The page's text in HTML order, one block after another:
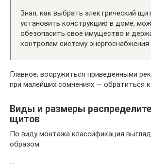
Зная, как выбрать электрический
установить конструкцию в доме,
обезопасить свое имущество и
контролем систему энергоснабжения.
Главное, вооружиться приведенными
при малейших сомнениях — обратиться к
Виды и размеры
щитов
По виду монтажа классификация
образом: